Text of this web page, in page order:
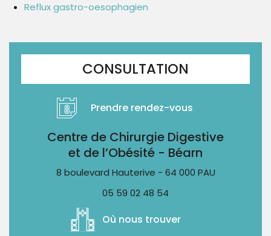
Reflux gastro-oesophagien
CONSULTATION
Prendre rendez-vous
Centre de Chirurgie Digestive
et de l’Obésité - Béarn
8 boulevard Hauterive - 64 000 PAU
05 59 02 48 54
Où nous trouver